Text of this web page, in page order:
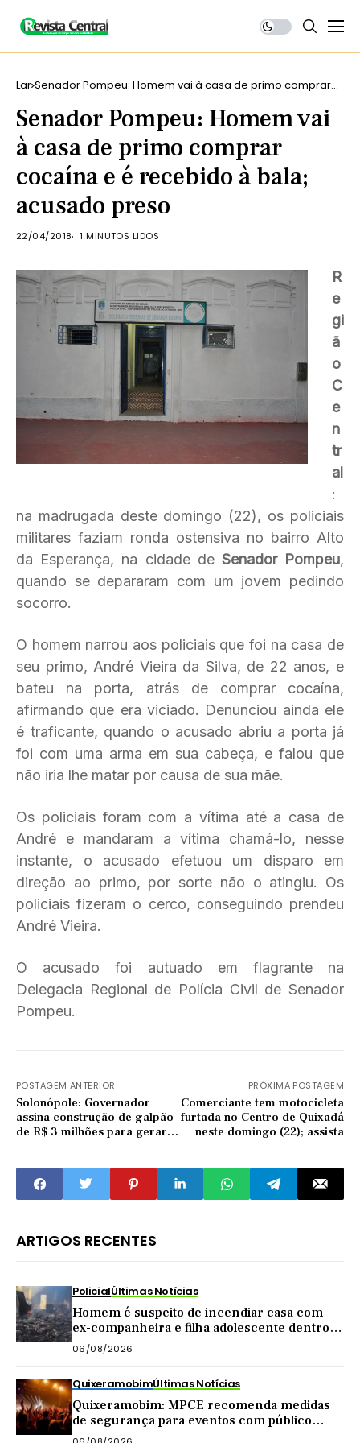
Lar Senador Pompeu: Homem vai à casa de primo comprar
Senador Pompeu: Homem vai
à casa de primo comprar
cocaína e é recebido à bala;
acusado preso
22/04/2018 1 MINUTOS LIDOS
R
e
gi
ã
o
C
e
n
tr
al
:
na madrugada deste domingo (22), os policiais
militares faziam ronda ostensiva no bairro Alto
da Esperança, na cidade de Senador Pompeu,
quando se depararam com um jovem pedindo
socorro.
O homem narrou aos policiais que foi na casa de
seu primo, André Vieira da Silva, de 22 anos, e
bateu na porta, atrás de comprar cocaína,
afirmando que era viciado. Denunciou ainda ele
é traficante, quando o acusado abriu a porta já
foi com uma arma em sua cabeça, e falou que
não iria lhe matar por causa de sua mãe.
Os policiais foram com a vítima até a casa de
André e mandaram a vítima chamá-lo, nesse
instante, o acusado efetuou um disparo em
direção ao primo, por sorte não o atingiu. Os
policiais fizeram o cerco, conseguindo prendeu
André Vieira.
O acusado foi autuado em flagrante na
Delegacia Regional de Polícia Civil de Senador
Pompeu.
POSTAGEM ANTERIOR
Solonópole: Governador
assina construção de galpão
de R$ 3 milhões para gerar
PRÓXIMA POSTAGEM
Comerciante tem motocicleta
furtada no Centro de Quixadá
neste domingo (22); assista
ARTIGOS RECENTES
PolicialÚltimas Notícias
Homem é suspeito de incendiar casa com
ex-companheira e filha adolescente dentro
do imóvel
06/08/2026
QuixeramobimÚltimas Notícias
Quixeramobim: MPCE recomenda medidas
de segurança para eventos com público
acima de mil pessoas